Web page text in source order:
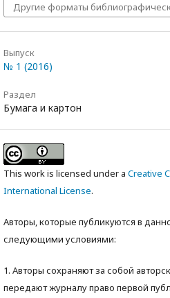
Другие форматы
Выпуск
№ 1 (2016)
Раздел
Бумага и картон
This work is licensed under a Creative
International License.
Авторы, которые публикуются в
следующими условиями:
1. Авторы сохраняют за собой
передают журналу право первой